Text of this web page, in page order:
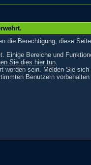
die Berechtigung, diese
Einige Bereiche und
Sie dies hier tun.
worden sein. Melden Sie
Benutzern